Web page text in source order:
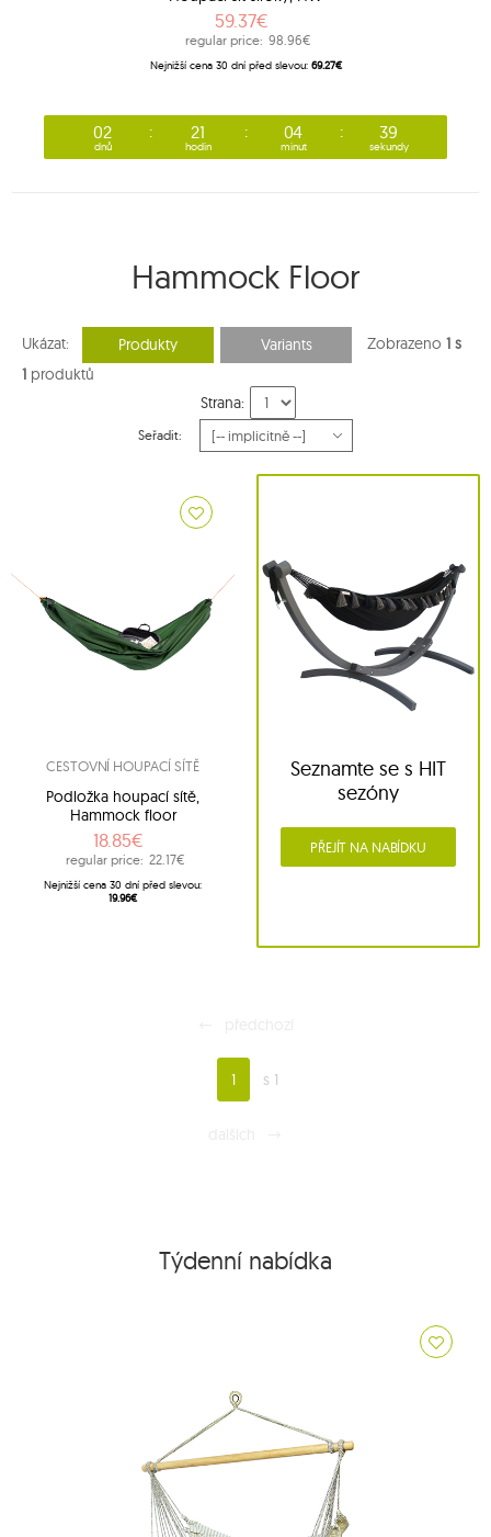
59.37€
regular price: 98.96€
Nejnižší cena 30 dní před slevou: 69.27€
02
dnů
21
hodin
04
minut
39
sekundy
Hammock Floor
Ukázat: Produkty Variants Zobrazeno 1 s
1 produktů
Strana:
Seřadit:
CESTOVNÍ HOUPACÍ SÍTĚ
Podložka houpací sítě,
Hammock floor
18.85€
regular price: 22.17€
Nejnižší cena 30 dní před slevou:
19.96€
Seznamte se s HIT
sezóny
PŘEJÍT NA NABÍDKU
1 s 1
Týdenní nabídka